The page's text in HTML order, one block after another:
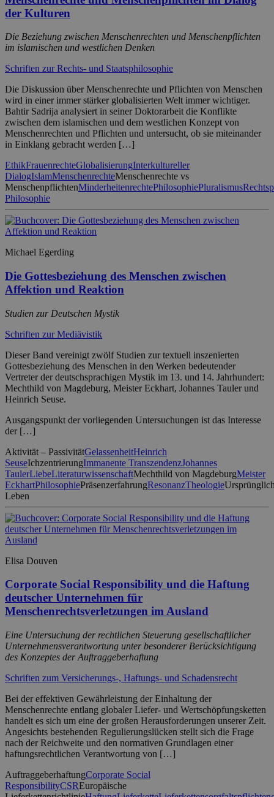
der Kulturen
Die Beziehung zwischen Menschenrechten und Menschenpflichten
im islamischen und westlichen Denken
Schriften zur Rechts- und Staatsphilosophie
Die Diskussion über Menschenrechte und Pflichten von Menschen
wird in einer immer stärker globalisierten Welt immer wichtiger.
Bahtir Sadrija analysiert in seiner Doktorarbeit die Konflikte
zwischen dem islamischen und dem westlichen Konzept von
Menschenrechten und Pflichten und untersucht, ob sie miteinander
in Einklang gebracht werden […]
EthikFrauenrechteGlobalisierungInterkultureller
DialogIslamMenschenrechteMenschenrechte vs
MenschenpflichtenMinderheitenrechtePhilosophiePluralismus
Philosophie
Michael Egerding
Die Gottesbeziehung des Menschen zwischen
Affektion und Reaktion
Studien zur Deutschen Mystik
Schriften zur Mediävistik
Dieser Band vereinigt zwölf Studien zur textuell inszenierten
Gottesbeziehung des Menschen in den Werken bedeutender
Vertreter der deutschsprachigen Mystik im 13. und 14. Jahrhundert:
Mechthild von Magdeburg, Meister Eckhart, Johannes Tauler und
Heinrich Seuse.
Ausgangspunkt der vorliegenden Untersuchungen ist das Interesse
der […]
Aktivität – PassivitätGelassenheitHeinrich
SeuseIchzentrierungImmanente TranszendenzJohannes
TaulerLiebeLiteraturwissenschaftMechthild von MagdeburgMeister
EckhartPhilosophiePräsenzerfahrungResonanzTheologie
Leben
Elisa Douven
Corporate Social Responsibility und die Haftung
deutscher Unternehmen für
Menschenrechtsverletzungen im Ausland
Eine Untersuchung der rechtlichen Steuerung gesellschaftlicher
Unternehmensverantwortung unter besonderer Berücksichtigung
des Konzeptes der Auftraggeberhaftung
Schriften zum Versicherungs-, Haftungs- und Schadensrecht
Bei der effektiven Gewährleistung der Einhaltung der
Menschenrechte entlang globaler Liefer- und Wertschöpfungsketten
handelt es sich um eine der großen Herausforderungen unserer Zeit.
Angesichts bestehenden Regulierungslücken stellt sich die Frage
nach der Reichweite und den normativen Grundlagen einer
haftungsrechtlichen Verantwortung von […]
AuftraggeberhaftungCorporate Social
ResponsibilityCSREuropäische